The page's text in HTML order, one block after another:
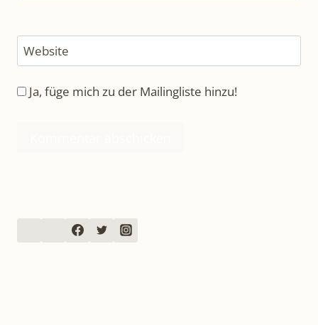
Website
Ja, füge mich zu der Mailingliste hinzu!